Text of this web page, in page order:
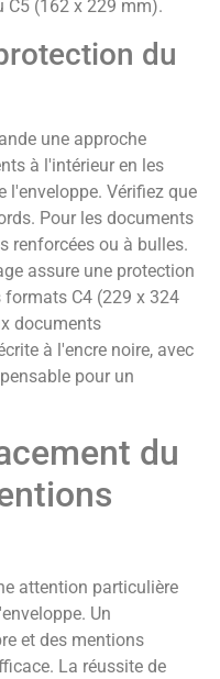
C5 (162 x 229 mm).
du
une approche
à l'intérieur en les
l'enveloppe. Vérifiez que
Pour les documents
renforcées ou à bulles.
assure une protection
C4 (229 x 324
documents
à l'encre noire, avec
pour un
du
attention particulière
Un
et des mentions
La réussite de